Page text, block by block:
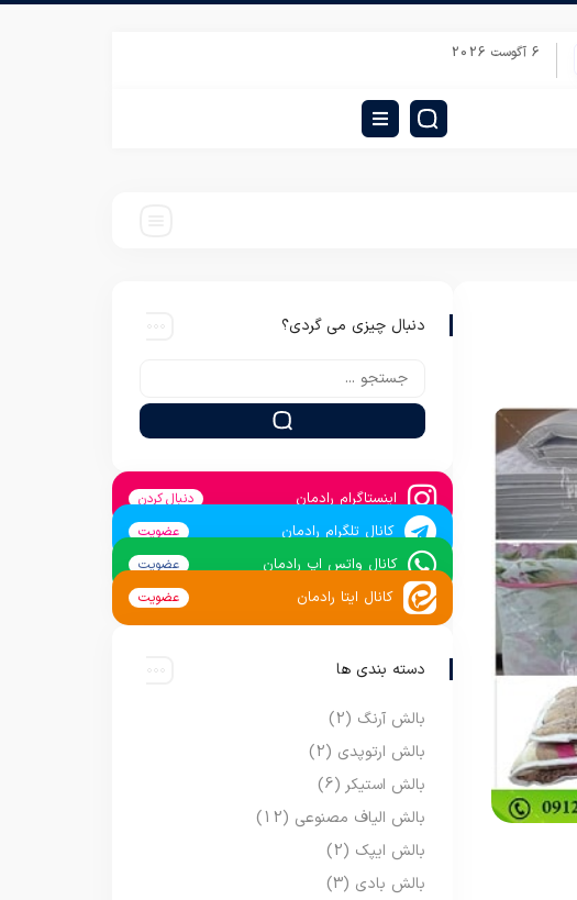
پخش عمده روبالشتی گلدار مخمل 6 آگوست 2026
دنبال چیزی می گردی؟
اینستاگرام رادمان دنبال کردن
کانال تلگرام رادمان عضویت
کانال واتس اپ رادمان عضویت
کانال ایتا رادمان عضویت
دسته بندی ها
بالش آرنگ (2)
بالش ارتوپدی (2)
بالش استیکر (6)
بالش الیاف مصنوعی (12)
بالش ایپک (2)
بالش بادی (3)